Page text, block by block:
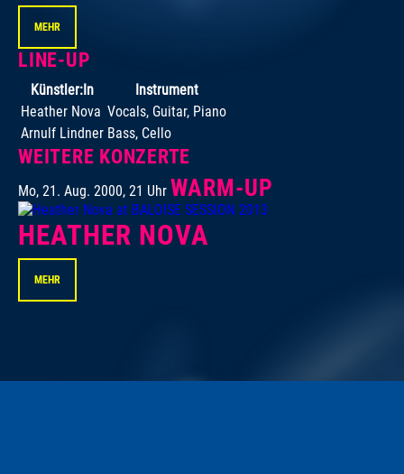
MEHR
LINE-UP
Künstler:In
Instrument
Heather Nova Vocals, Guitar, Piano
Arnulf Lindner Bass, Cello
WEITERE KONZERTE
Mo, 21. Aug. 2000, 21 Uhr WARM-UP
HEATHER NOVA
MEHR